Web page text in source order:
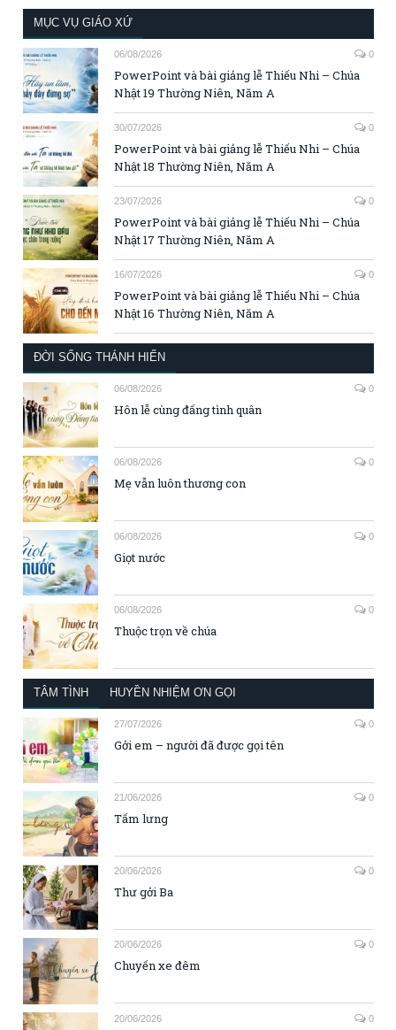
MỤC VỤ GIÁO XỨ
06/08/2026 0
PowerPoint và bài giảng lễ Thiếu Nhi – Chúa
Nhật 19 Thường Niên, Năm A
30/07/2026 0
PowerPoint và bài giảng lễ Thiếu Nhi – Chúa
Nhật 18 Thường Niên, Năm A
23/07/2026 0
PowerPoint và bài giảng lễ Thiếu Nhi – Chúa
Nhật 17 Thường Niên, Năm A
16/07/2026 0
PowerPoint và bài giảng lễ Thiếu Nhi – Chúa
Nhật 16 Thường Niên, Năm A
ĐỜI SỐNG THÁNH HIẾN
06/08/2026 0
Hôn lễ cùng đấng tình quân
06/08/2026 0
Mẹ vẫn luôn thương con
06/08/2026 0
Giọt nước
06/08/2026 0
Thuộc trọn về chúa
TÂM TÌNH HUYỀN NHIỆM ƠN GỌI
27/07/2026 0
Gởi em – người đã được gọi tên
21/06/2026 0
Tấm lưng
20/06/2026 0
Thư gởi Ba
20/06/2026 0
Chuyến xe đêm
20/06/2026 0